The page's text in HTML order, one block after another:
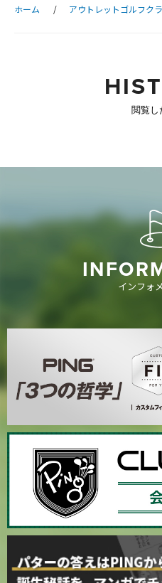
ホーム アウトレットゴルフク
閲覧し
インフォ